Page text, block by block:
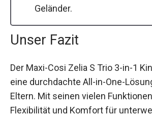
Geländer.
Unser Fazit
Der Maxi-Cosi Zelia S Trio 3-in-1
eine durchdachte All-in-One-
Eltern. Mit seinen vielen
Flexibilität und Komfort für